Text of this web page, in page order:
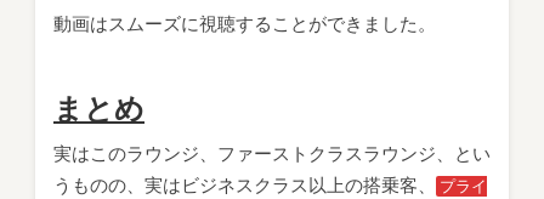
動画はスムーズに視聴することができました。
まとめ
実はこのラウンジ、ファーストクラスラウンジ、とい
うものの、実はビジネスクラス以上の搭乗客、
プライ